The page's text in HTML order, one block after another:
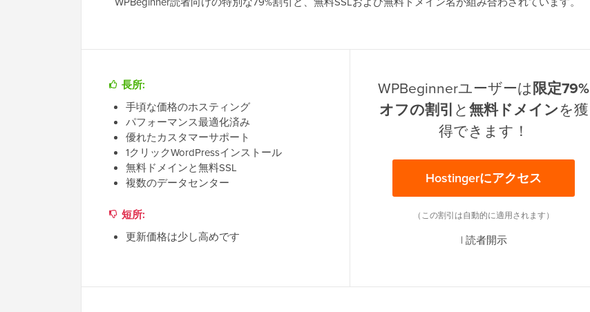
長所:
手頃な価格のホスティング
パフォーマンス最適化済み
優れたカスタマーサポート
1クリックWordPressインストール
無料ドメインと無料SSL
複数のデータセンター
短所:
更新価格は少し高めです
WPBeginnerユーザーは限定79%
オフの割引 と無料ドメインを獲
得できます！
Hostingerにアクセス
（この割引は自動的に適用されます）
| 読者開示